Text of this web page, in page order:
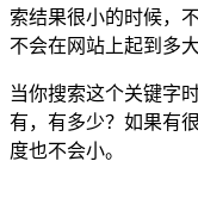
索结果很小的时候，
不会在网站上起到多
当你搜索这个关键字
有，有多少？如果有
度也不会小。